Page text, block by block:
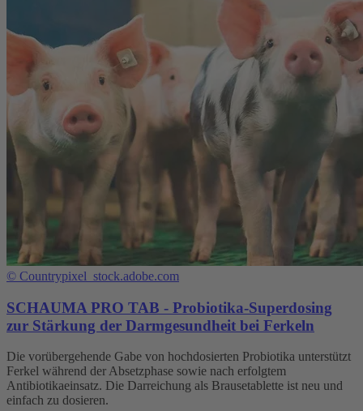
© Countrypixel_stock.adobe.com
SCHAUMA PRO TAB - Probiotika-Superdosing
zur Stärkung der Darmgesundheit bei Ferkeln
Die vorübergehende Gabe von hochdosierten Probiotika unterstützt
Ferkel während der Absetzphase sowie nach erfolgtem
Antibiotikaeinsatz. Die Darreichung als Brausetablette ist neu und
einfach zu dosieren.